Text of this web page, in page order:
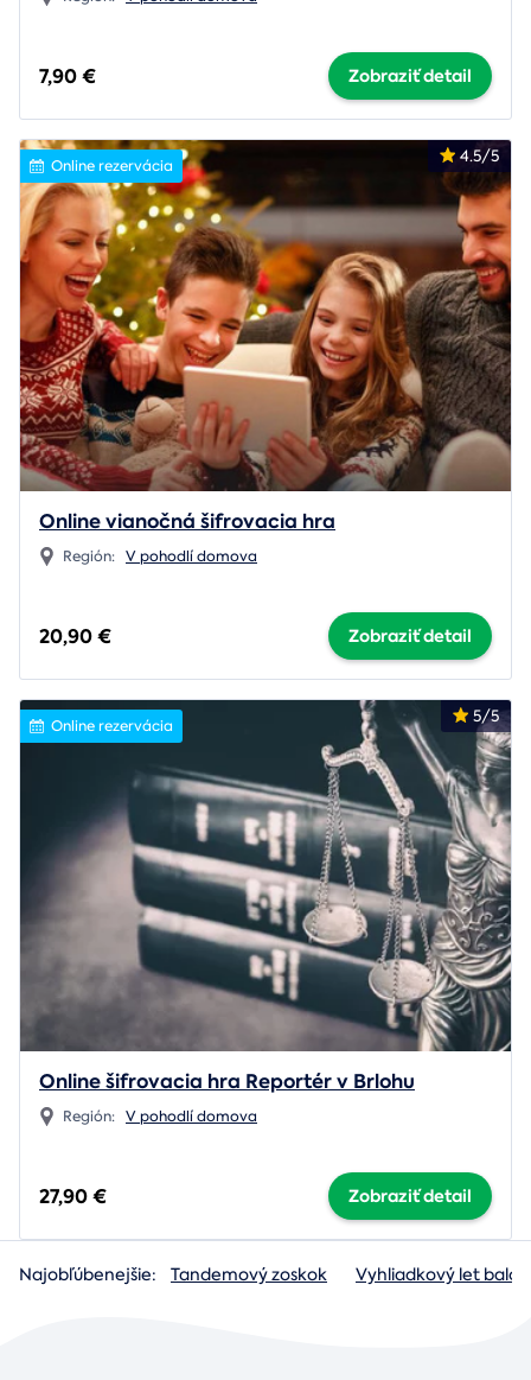
7,90 € Zobraziť detail
4.5/5
Online rezervácia
Online vianočná šifrovacia hra
Región: V pohodlí domova
20,90 € Zobraziť detail
5/5
Online rezervácia
Online šifrovacia hra Reportér v Brlohu
Región: V pohodlí domova
27,90 € Zobraziť detail
Najobľúbenejšie: Tandemový zoskok Vyhliadkový let